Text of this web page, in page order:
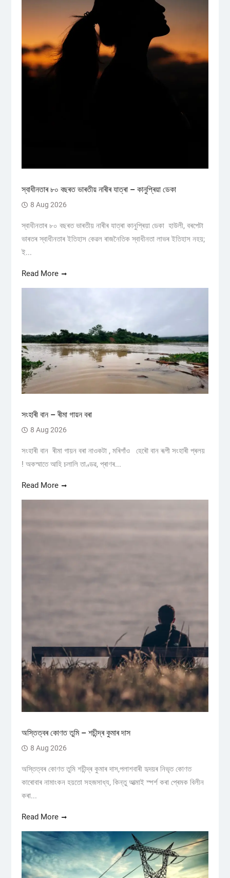
স্বাধীনতাৰ ৮০ বছৰত ভাৰতীয় নাৰীৰ যাত্ৰা – কানুপ্ৰিয়া ডেকা
8 Aug 2026
স্বাধীনতাৰ ৮০ বছৰত ভাৰতীয় নাৰীৰ যাত্ৰা কানুপ্ৰিয়া ডেকা হাউলী, বৰপেটা
ভাৰতৰ স্বাধীনতাৰ ইতিহাস কেৱল ৰাজনৈতিক স্বাধীনতা লাভৰ ইতিহাস নহয়;
ই...
Read More
সংহাৰী বান – ৰীমা গায়ন বৰা
8 Aug 2026
সংহাৰী বান ৰীমা গায়ন বৰা নাওকটা , মৰিগাঁও হেৰৌ বান ৰূপী সংহাৰী প্ৰলয়
! অকস্মাতে আহি চলালি তাণ্ডৱ, প্ৰাণৰ...
Read More
অস্তিত্বৰ কোণত তুমি – শচীন্দ্ৰ কুমাৰ দাস
8 Aug 2026
অস্তিত্বৰ কোণত তুমি শচীন্দ্ৰ কুমাৰ দাস,পলাশবাৰী হৃদয়ৰ নিভৃত কোণত
কাৰোবাৰ নামাংকন হয়তো সহজসাধ্য, কিন্তু আত্মাই স্পৰ্শ কৰা প্ৰেমক বিলীন
কৰা...
Read More